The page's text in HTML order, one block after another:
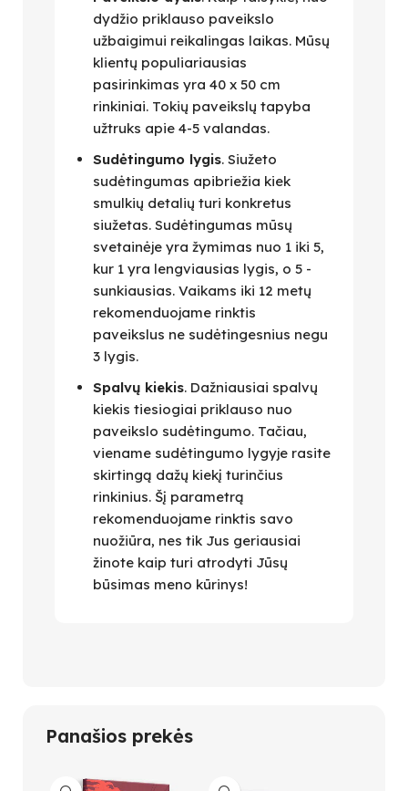
dydžio priklauso paveikslo
užbaigimui reikalingas laikas. Mūsų
klientų populiariausias
pasirinkimas yra 40 x 50 cm
rinkiniai. Tokių paveikslų tapyba
užtruks apie 4-5 valandas.
Sudėtingumo lygis. Siužeto
sudėtingumas apibriežia kiek
smulkių detalių turi konkretus
siužetas. Sudėtingumas mūsų
svetainėje yra žymimas nuo 1 iki 5,
kur 1 yra lengviausias lygis, o 5 -
sunkiausias. Vaikams iki 12 metų
rekomenduojame rinktis
paveikslus ne sudėtingesnius negu
3 lygis.
Spalvų kiekis. Dažniausiai spalvų
kiekis tiesiogiai priklauso nuo
paveikslo sudėtingumo. Tačiau,
viename sudėtingumo lygyje rasite
skirtingą dažų kiekį turinčius
rinkinius. Šį parametrą
rekomenduojame rinktis savo
nuožiūra, nes tik Jus geriausiai
žinote kaip turi atrodyti Jūsų
būsimas meno kūrinys!
Panašios prekės